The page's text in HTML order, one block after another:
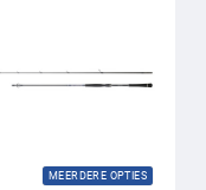
MEERDERE OPTIES